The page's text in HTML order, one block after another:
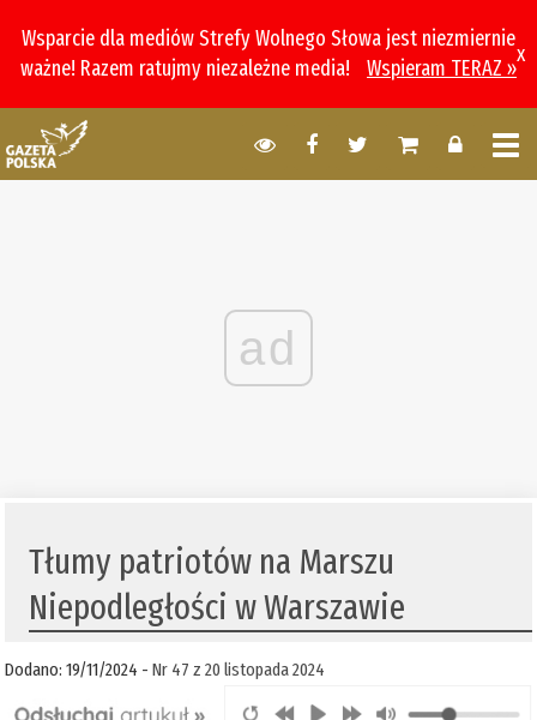
Wsparcie dla mediów Strefy Wolnego Słowa jest niezmiernie
ważne! Razem ratujmy niezależne media!
Wspieram TERAZ »
x
ad
Tłumy patriotów na Marszu
Niepodległości w Warszawie
Dodano: 19/11/2024 -Nr 47 z 20 listopada 2024